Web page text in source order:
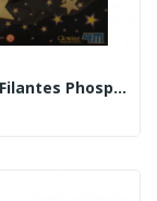
Etoiles Filantes Phosphorescentes